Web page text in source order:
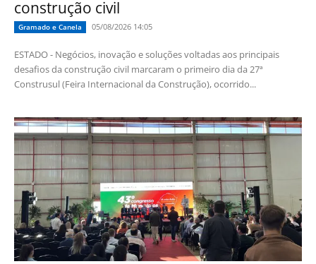
construção civil
Gramado e Canela 05/08/2026 14:05
ESTADO - Negócios, inovação e soluções voltadas aos principais
desafios da construção civil marcaram o primeiro dia da 27ª
Construsul (Feira Internacional da Construção), ocorrido...